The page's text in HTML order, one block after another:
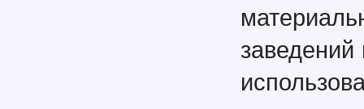
заведений